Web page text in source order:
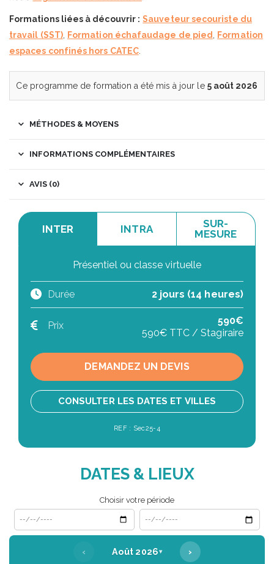
Formations liées à découvrir : Sauveteur secouriste du
travail (SST), Formation échafaudage de pied
Formation
espaces confinés hors CATEC.
Ce programme de formation a été mis à jour le 5 août 2026
MÉTHODES & MOYENS
INFORMATIONS COMPLÉMENTAIRES
AVIS (0)
INTER INTRA
SUR-
MESURE
Présentiel ou classe virtuelle
Durée 2 jours (14 heures)
Prix
590€
590€ TTC / Stagiraire
DEMANDEZ UN DEVIS
CONSULTER LES DATES ET VILLES
REF : Sec25-4
DATES & LIEUX
Choisir votre période
Date de début
Date de fin
‹ Août 2026▾ ›